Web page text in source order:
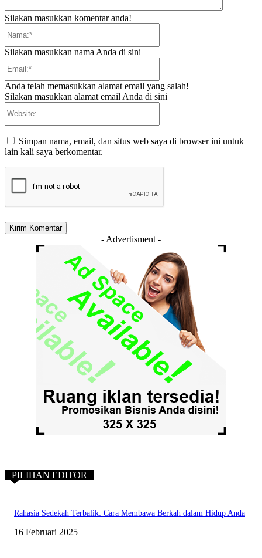
Silakan masukkan komentar anda!
Silakan masukkan nama Anda di sini
Anda telah memasukkan alamat email yang salah!
Silakan masukkan alamat email Anda di sini
Simpan nama, email, dan situs web saya di browser ini untuk
lain kali saya berkomentar.
- Advertisment -
PILIHAN EDITOR
Rahasia Sedekah Terbalik: Cara Membawa Berkah dalam Hidup Anda
16 Februari 2025